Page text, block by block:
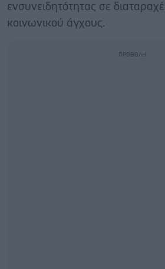
ενσυνειδητότητας σε
κοινωνικού άγχους.